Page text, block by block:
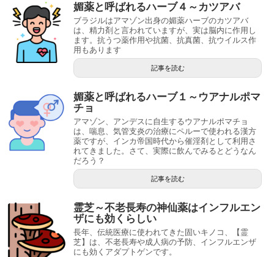
媚薬と呼ばれるハーブ４～カツアバ
ブラジルはアマゾン出身の媚薬ハーブのカツアバ
は、精力剤と言われていますが、実は脳内に作用し
ます。抗うつ薬作用や抗菌、抗真菌、抗ウイルス作
用もあります
記事を読む
媚薬と呼ばれるハーブ１～ウアナルポマ
チョ
アマゾン、アンデスに自生するウアナルポマチョ
は、喘息、気管支炎の治療にペルーで使われる漢方
薬ですが、インカ帝国時代から催淫剤として利用さ
れてきました。さて、実際に飲んでみるとどうなん
だろう？
記事を読む
霊芝～不老長寿の神仙薬はインフルエン
ザにも効くらしい
長年、伝統医療に使われてきた固いキノコ、【霊
芝】は、不老長寿や成人病の予防、インフルエンザ
にも効くアダプトゲンです。